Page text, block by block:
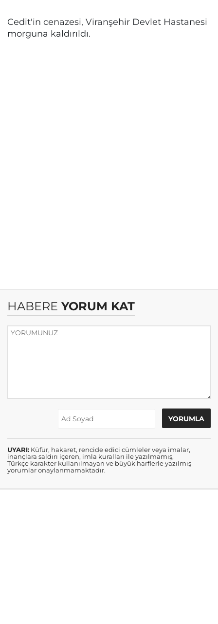
Cedit'in cenazesi, Viranşehir Devlet Hastanesi
morguna kaldırıldı.
HABERE YORUM KAT
UYARI: Küfür, hakaret, rencide edici cümleler veya imalar,
inançlara saldırı içeren, imla kuralları ile yazılmamış,
Türkçe karakter kullanılmayan ve büyük harflerle yazılmış
yorumlar onaylanmamaktadır.